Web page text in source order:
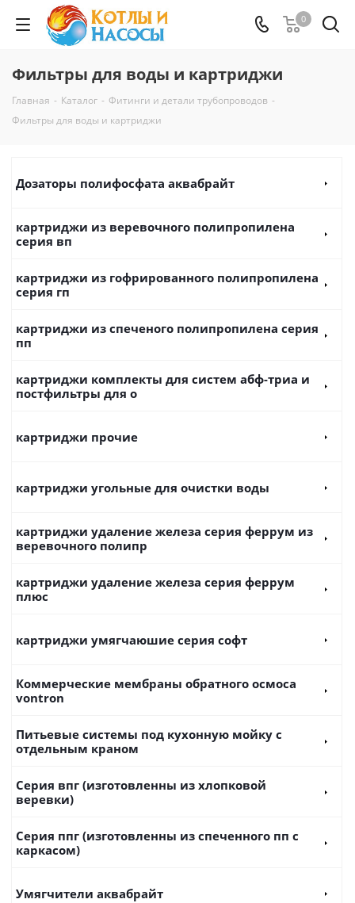
0
Фильтры для воды и картриджи
Главная - Каталог - Фитинги и детали трубопроводов -
Фильтры для воды и картриджи
Дозаторы полифосфата аквабрайт
картриджи из веревочного полипропилена
серия вп
картриджи из гофрированного полипропилена
серия гп
картриджи из спеченого полипропилена серия
пп
картриджи комплекты для систем абф-триа и
постфильтры для о
картриджи прочие
картриджи угольные для очистки воды
картриджи удаление железа серия феррум из
веревочного полипр
картриджи удаление железа серия феррум
плюс
картриджи умягчаюшие серия софт
Коммерческие мембраны обратного осмоса
vontron
Питьевые системы под кухонную мойку с
отдельным краном
Серия впг (изготовленны из хлопковой
веревки)
Серия ппг (изготовленны из спеченного пп с
каркасом)
Умягчители аквабрайт